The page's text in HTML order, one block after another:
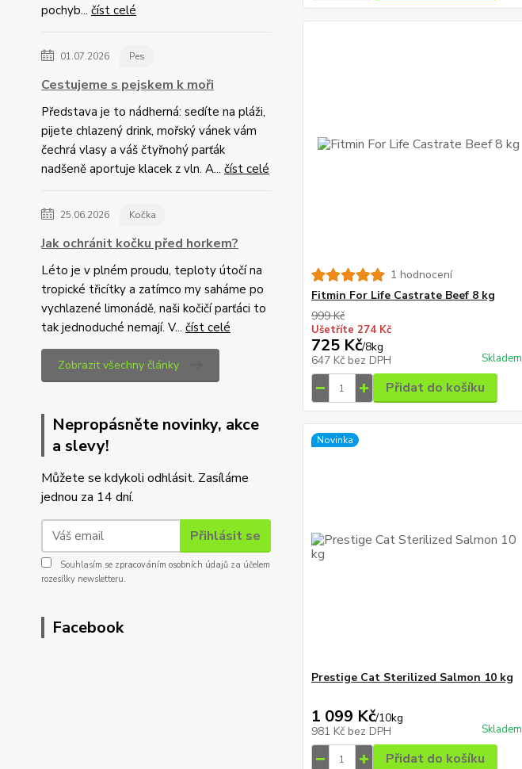
pochyb... číst celé
01.07.2026 Pes
Cestujeme s pejskem k moři
Představa je to nádherná: sedíte na pláži,
pijete chlazený drink, mořský vánek vám
čechrá vlasy a váš čtyřnohý parťák
nadšeně aportuje klacek z vln. A... číst celé
25.06.2026 Kočka
Jak ochránit kočku před horkem?
Léto je v plném proudu, teploty útočí na
tropické třicítky a zatímco my saháme po
vychlazené limonádě, naši kočičí parťáci to
tak jednoduché nemají. V... číst celé
Zobrazit všechny články
Nepropásněte novinky, akce
a slevy!
Můžete se kdykoli odhlásit. Zasíláme
jednou za 14 dní.
Přihlásit se
Souhlasím se zpracováním osobních údajů za účelem
rozesílky newsletteru.
Facebook
1 hodnocení
Fitmin For Life Castrate Beef 8 kg
999 Kč
Ušetříte 274 Kč
725 Kč/8kg
647 Kč bez DPH Skladem
Přidat do košíku
Novinka
Prestige Cat Sterilized Salmon 10 kg
1 099 Kč/10kg
981 Kč bez DPH Skladem
Přidat do košíku